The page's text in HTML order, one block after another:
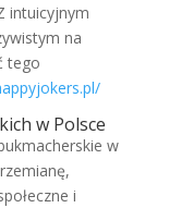
intuicyjnym
na
tego
w Polsce
w
i